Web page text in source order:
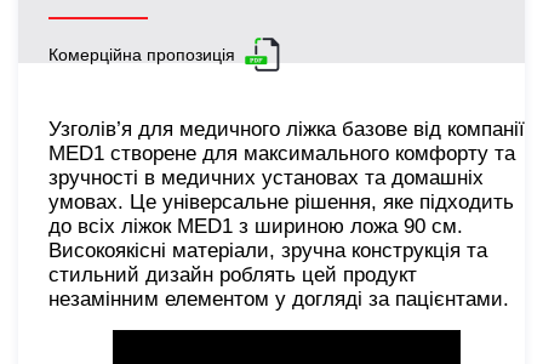
Комерційна пропозиція
Узголів’я для медичного ліжка базове від компанії
MED1 створене для максимального комфорту та
зручності в медичних установах та домашніх
умовах. Це універсальне рішення, яке підходить
до всіх ліжок MED1 з шириною ложа 90 см.
Високоякісні матеріали, зручна конструкція та
стильний дизайн роблять цей продукт
незамінним елементом у догляді за пацієнтами.